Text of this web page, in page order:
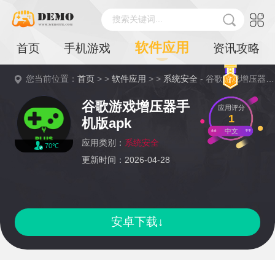
搜索关键词...
首页 手机游戏 软件应用 资讯攻略
您当前位置：首页 > >软件应用 > > 系统安全 - 谷歌游戏增压器手机版apk详情
70℃
谷歌游戏增压器手
机版apk
应用类别： 系统安全
更新时间：2026-04-28
应用评分
1
中文
安卓下载↓